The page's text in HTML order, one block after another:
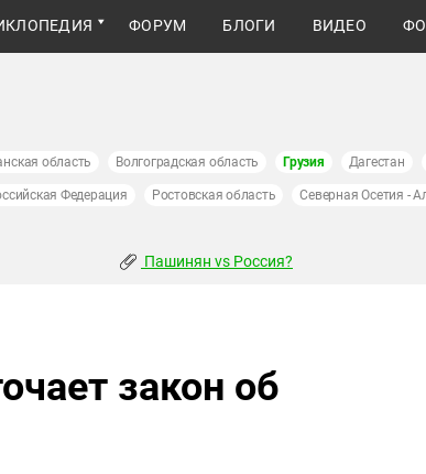
ФОРУМ БЛОГИ ВИДЕО
область Волгоградская область Грузия Дагестан
Федерация Ростовская область Северная Осетия -
Пашинян vs Россия?
закон об